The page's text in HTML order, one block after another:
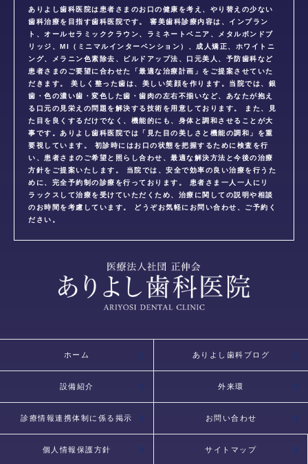
ありよし歯科医院は患者さまのお口の健康を考え、やり替えの少ない
歯科治療を目指す歯科医院です。 審美歯科診療内容は、インプラン
ト、オールセラミッククラウン、ラミネートベニア、メタルボンドブ
リッジ、MI（ミニマルインターベンション）、成人矯正、ホワイトニ
ング、メラニン色素除去、ビルドアップ法、口元美人、予防歯科など
患者さまのご要望に合わせた「最適な治療計画」をご提案させていた
だきます。 美しく整った歯は、美しい笑顔を作ります。当院では、銀
歯・色の濃い歯・変色した歯・歯肉の左右不揃いなど、あなたが抱え
る口元の見栄えの問題を解決する技術を用意しております。 また、見
た目を良くするだけでなく、機能的にも、身体と調和させることが大
事です。ありよし歯科医院では「見た目の美しさと機能の調和」を重
要視しています。 初診時にはお口の状態を把握するために検査を行
い、患者さまのご希望と照らし合わせ、最適な解決方法と今後の治療
方針をご提案いたします。 当院では、安全で効率の良い治療を行うた
めに、完全予約制の診療を行っております。 患者さま一人一人にリ
ラックスして治療を受けていただくため、治療に関しての説明や相談
のお時間を考慮しています。 どうぞお気軽にお問い合わせ、ご予約く
ださい。
ホーム ありよし歯科ブログ
設備紹介 外来環
診療情報連携体制に係る掲示 お問い合わせ
個人情報保護方針 サイトマップ